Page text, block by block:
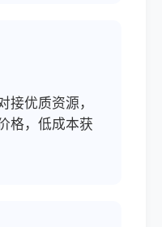
接优质资源，
格，低成本获